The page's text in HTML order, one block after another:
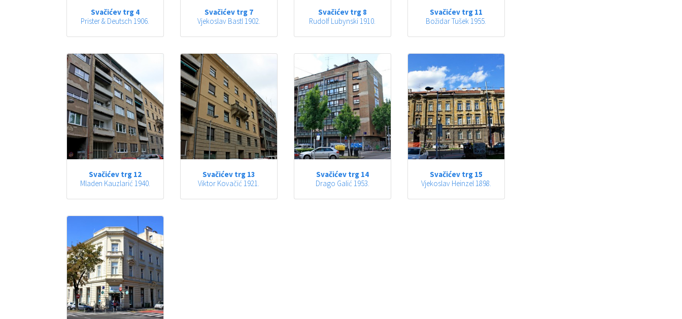
Svačićev trg 4
Prister & Deutsch 1906.
Svačićev trg 7
Vjekoslav Bastl 1902.
Svačićev trg 8
Rudolf Lubynski 1910.
Svačićev trg 11
Božidar Tušek 1955.
Svačićev trg 12
Mladen Kauzlarić 1940.
Svačićev trg 13
Viktor Kovačić 1921.
Svačićev trg 14
Drago Galić 1953.
Svačićev trg 15
Vjekoslav Heinzel 1898.